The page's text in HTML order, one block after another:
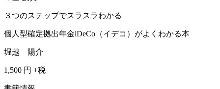
３つのステップでスラスラわかる
個人型確定拠出年金iDeCo（イデコ）がよくわかる本
堀越 陽介
1,500 円 +税